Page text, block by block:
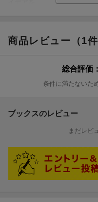
また、大画面で持ち運べる
さまざまな仕事の処理に大
文字入力も行えます。
毎年便利なOSのアップデー
いよいよ本当にパソコンがい
●GoodNotes 5……大人気の
●Craft……iPadでの操作性に
商品レビュー（1件
総合評価：
条件に満たないた
ブックスのレビュー
まだレビ